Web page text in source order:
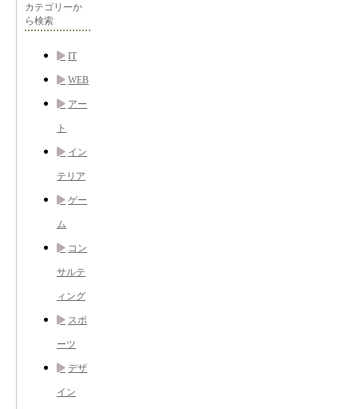
カテゴリーか
ら検索
IT
WEB
アー
ト
イン
テリア
ゲー
ム
コン
サルテ
ィング
スポ
ーツ
デザ
イン